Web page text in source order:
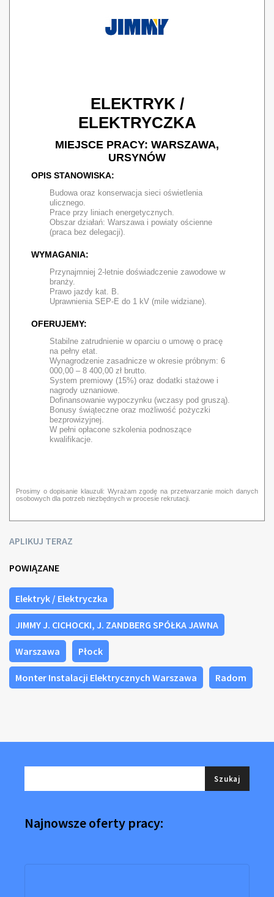
ELEKTRYK /
ELEKTRYCZKA
MIEJSCE PRACY: WARSZAWA,
URSYNÓW
OPIS STANOWISKA:
Budowa oraz konserwacja sieci oświetlenia
ulicznego.
Prace przy liniach energetycznych.
Obszar działań: Warszawa i powiaty ościenne
(praca bez delegacji).
WYMAGANIA:
Przynajmniej 2-letnie doświadczenie zawodowe w
branży.
Prawo jazdy kat. B.
Uprawnienia SEP-E do 1 kV (mile widziane).
OFERUJEMY:
Stabilne zatrudnienie w oparciu o umowę o pracę
na pełny etat.
Wynagrodzenie zasadnicze w okresie próbnym: 6
000,00 – 8 400,00 zł brutto.
System premiowy (15%) oraz dodatki stażowe i
nagrody uznaniowe.
Dofinansowanie wypoczynku (wczasy pod gruszą).
Bonusy świąteczne oraz możliwość pożyczki
bezprowizyjnej.
W pełni opłacone szkolenia podnoszące
kwalifikacje.
Prosimy o dopisanie klauzuli: Wyrażam zgodę na przetwarzanie moich danych
osobowych dla potrzeb niezbędnych w procesie rekrutacji.
APLIKUJ TERAZ
POWIĄZANE
Elektryk / Elektryczka
JIMMY J. CICHOCKI, J. ZANDBERG SPÓŁKA JAWNA
Warszawa Płock
Monter Instalacji Elektrycznych Warszawa Radom
Najnowsze oferty pracy: